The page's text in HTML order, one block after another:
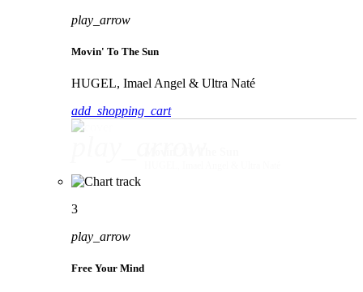
play_arrow
Movin' To The Sun
HUGEL, Imael Angel & Ultra Naté
add_shopping_cart
3
play_arrow
Free Your Mind